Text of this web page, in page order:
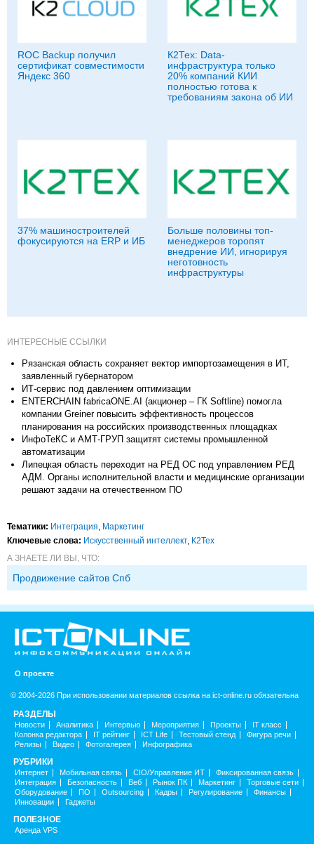
ROC Backup получил
сертификат совместимости
Яндекс 360
К2Тех: Data-
инфраструктура только
20% компаний КИИ
полностью готова к
требованиям закона об ИИ
37% машиностроителей
фокусируются на ERP и ИБ
Больше половины топ-
менеджеров торопят
внедрение ИИ, игнорируя
неготовность
инфраструктуры
ИНТЕРЕСНЫЕ ССЫЛКИ
Рязанская область сохраняет вектор импортозамещения в ИТ,
заявленный губернатором
ИТ-сервис под давлением оптимизации
ENTERCHAIN fabricaONE.AI (акционер – ГК Softline) помогла
компании Greiner повысить эффективность процессов
планирования на российских производственных площадках
ИнфоТеКС и АМТ-ГРУП защитят системы промышленной
автоматизации
Липецкая область переходит на РЕД ОС под управлением РЕД
АДМ. Органы исполнительной власти и медицинские организации
решают задачи на отечественном ПО
Тематики: Интеграция, Маркетинг
Ключевые слова: Искусственный интеллект, К2Тех
А ЗНАЕТЕ ЛИ ВЫ, ЧТО:
Продвижение сайтов Спб
О проекте
© 2004-2026 При использовании материалов ссылка на ict-online.ru обязательна
РАЗДЕЛЫ
Новости Аналитика Интервью Мероприятия Проекты
IT класс
Колонка редактора
IT рейтинг ICT Life Тестовый стенд
Фигура речи
Релизы
Видео Фотогалерея Инфографика
РУБРИКИ
Интернет Мобильная связь CIO/Управление ИТ
Фиксированная связь
Интеграция
Безопасность Веб Рынок ПК Маркетинг
Торговые сети
Оборудование
ПО Outsourcing Кадры Регулирование
Финансы
Инновации
Гаджеты
ПОЛЕЗНОЕ
Аренда VPS